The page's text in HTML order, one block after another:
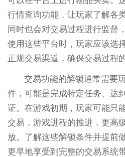
行情查询功能，让玩家了解各
同时也会对交易过程进行监督
使用这些平台时，玩家应该选
正规交易渠道，确保交易过程
交易功能的解锁通常需要
件，可能是完成特定任务、达
证。在游戏初期，玩家可能只
交易，游戏进程的推进，更高
放。了解这些解锁条件并提前
更早地享受到完整的交易系统